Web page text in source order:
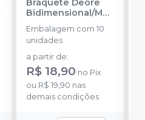
Bráquete Deore
Bidimensional/MB
T 018
ORTHODONTICS
Embalagem com 10
unidades
a partir de:
R$ 18,90 no Pix
ou R$ 19,90 nas
demais condições